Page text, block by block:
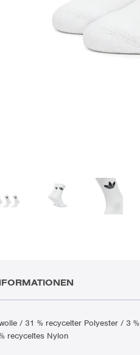
/ 31 % recycelter Polyester / 3 %
recyceltes Nylon